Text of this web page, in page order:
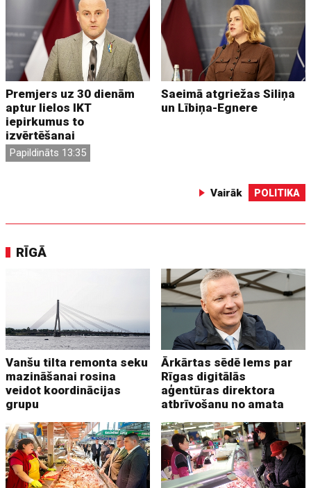
Premjers uz 30 dienām
aptur lielos IKT
iepirkumus to
izvērtēšanai
Papildināts 13:35
Saeimā atgriežas Siliņa
un Lībiņa-Egnere
Vairāk POLITIKA
RĪGĀ
Vanšu tilta remonta seku
mazināšanai rosina
veidot koordinācijas
grupu
Ārkārtas sēdē lems par
Rīgas digitālās
aģentūras direktora
atbrīvošanu no amata